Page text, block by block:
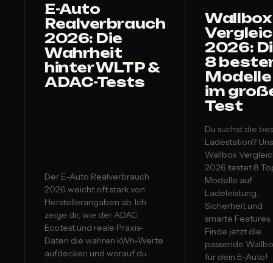
E-Auto
Realverbrauch
2026: Die
Wahrheit
hinter WLTP &
ADAC-Tests
Der E-Auto Realverbrauch
2026 weicht oft stark von
Herstellerangaben ab. Ich
zeige dir, wie der ADAC
Ecotest und reale Praxis-
Daten die wahren kWh-Werte
aufdecken und worauf du
Wallbox
2026:
8
Modelle
im
Test
Du suchst die
Ladestation?
Wallbox
2026 testet 8
Modelle auf
Ladeleistung,
Sicherheit und
smarte Features.
Finde jetzt die
passende
für dein E-Auto!